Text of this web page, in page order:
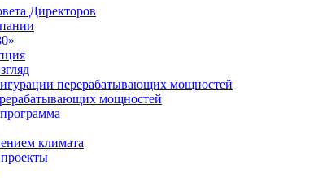
Директоров
перерабатывающих мощностей
мощностей
климата